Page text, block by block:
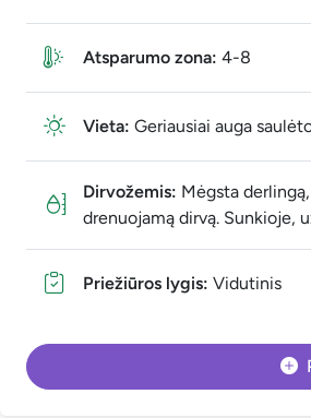
Atsparumo zona: 4-8
Vieta: Geriausiai auga
Dirvožemis: Mėgsta
drenuojamą dirvą. Sunkioje,
Priežiūros lygis: Vidutinis